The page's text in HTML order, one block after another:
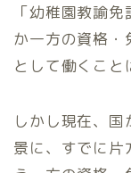
「幼稚園教諭
か一方の資格・
として働くこと
しかし現在、
景に、すでに片